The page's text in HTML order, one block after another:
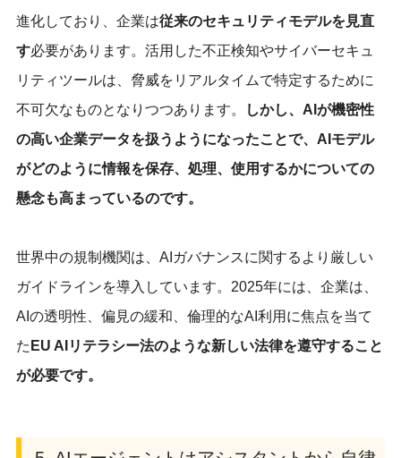
進化しており、企業は従来のセキュリティモデルを見直
す必要があります。活用した不正検知やサイバーセキュ
リティツールは、脅威をリアルタイムで特定するために
不可欠なものとなりつつあります。
しかし、AIが機密性
の高い企業データを扱うようになったことで、AIモデル
がどのように情報を保存、処理、使用するかについての
懸念も高まっているのです。
世界中の規制機関は、AIガバナンスに関するより厳しい
ガイドラインを導入しています。2025年には、企業は、
AIの透明性、偏見の緩和、倫理的なAI利用に焦点を当て
た EU AIリテラシー法のような新しい法律を遵守すること
が必要です。